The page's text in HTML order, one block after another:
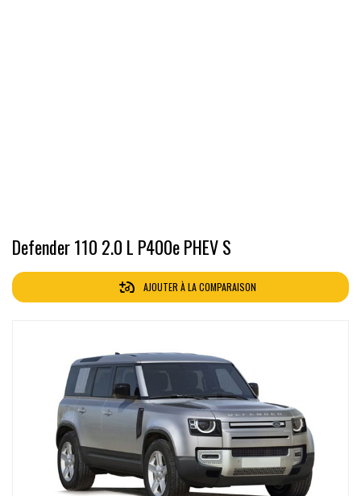
Defender 110 2.0 L P400e PHEV S
AJOUTER À LA COMPARAISON